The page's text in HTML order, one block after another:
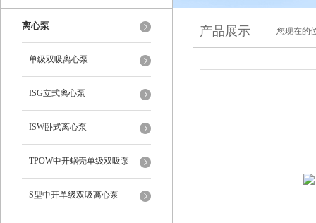
离心泵
单级双吸离心泵
ISG立式离心泵
ISW卧式离心泵
TPOW中开蜗壳单级双吸泵
S型中开单级双吸离心泵
产品展示 您现在的